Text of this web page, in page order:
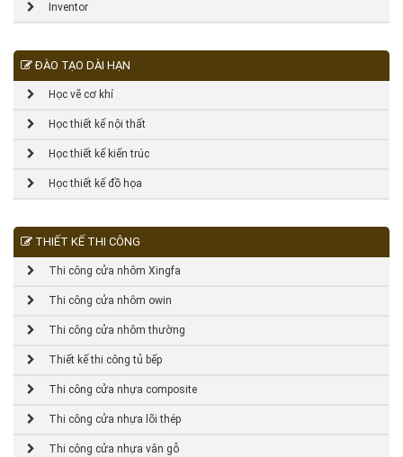
Inventor
ĐÀO TẠO DÀI HẠN
Học vẽ cơ khí
Học thiết kế nội thất
Học thiết kế kiến trúc
Học thiết kế đồ họa
THIẾT KẾ THI CÔNG
Thi công cửa nhôm Xingfa
Thi công cửa nhôm owin
Thi công cửa nhôm thường
Thiết kế thi công tủ bếp
Thi công cửa nhựa composite
Thi công cửa nhựa lõi thép
Thi công cửa nhựa vân gỗ